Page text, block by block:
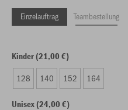
Einzelauftrag Teambestellung
Kinder (21,00 €)
128 140 152 164
Unisex (24,00 €)